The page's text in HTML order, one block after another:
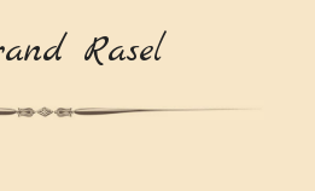
Rasel